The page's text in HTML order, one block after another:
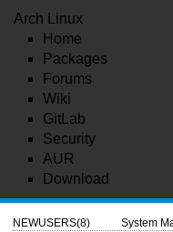
Arch Linux
Home
Packages
Forums
Wiki
GitLab
Security
AUR
Download
NEWUSERS(8) System